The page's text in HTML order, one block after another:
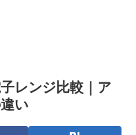
レンジ比較｜ア
い